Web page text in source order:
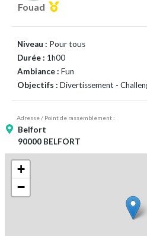
Fouad
Niveau : Pour tous
Durée : 1h00
Ambiance : Fun
Objectifs : Divertissement -
Adresse / Point de rassemblement :
Belfort
90000 BELFORT
+
−